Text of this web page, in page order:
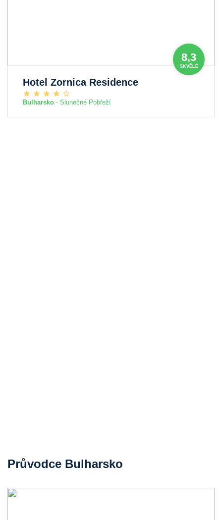
8,3
SKVĚLÉ
Hotel Zornica Residence
Bulharsko - Slunečné Pobřeží
Průvodce Bulharsko